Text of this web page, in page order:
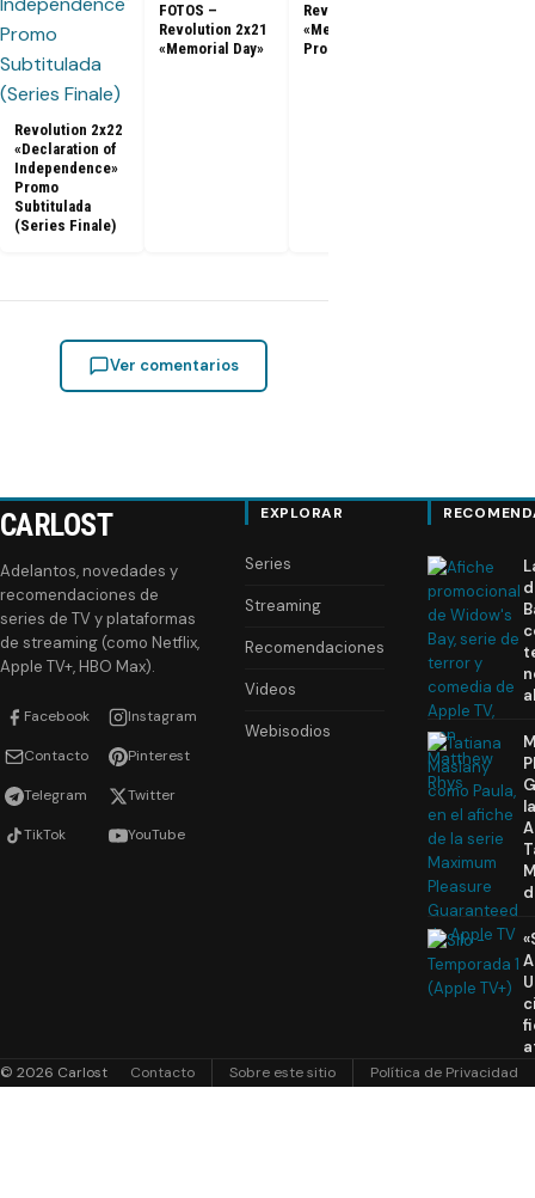
Revolution 2x22
«Declaration of
Independence»
Promo
Subtitulada
(Series Finale)
FOTOS –
Revolution 2x21
«Memorial Day»
Revolution 2x21
«Memorial Day»
Promo
Ver comentarios
CARLOST
Adelantos, novedades y
recomendaciones de
series de TV y plataformas
de streaming (como Netflix,
Apple TV+, HBO Max).
Facebook Instagram
Contacto Pinterest
Telegram Twitter
TikTok YouTube
EXPLORAR
Series
Streaming
Recomendaciones
Videos
Webisodios
© 2026 Carlost Contacto Sobre este sitio Política de Privacidad